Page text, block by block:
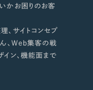
かお困りのお客
、サイトコンセプ
ん、Web集客の戦
イン、機能面まで